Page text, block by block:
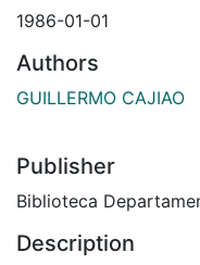
1986-01-01
Authors
GUILLERMO CAJIAO
Publisher
Biblioteca
Description